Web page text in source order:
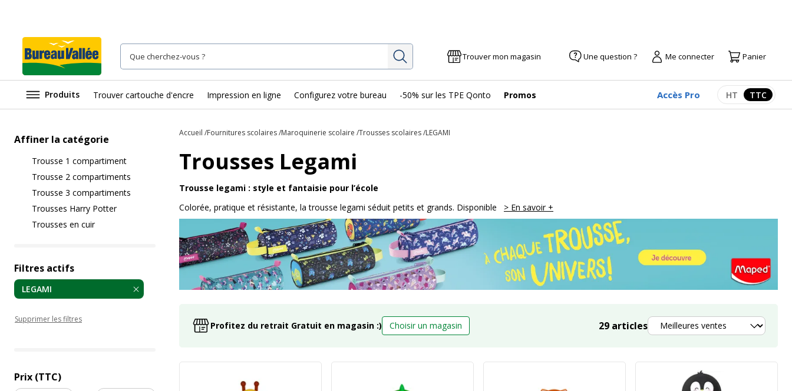
Rechercher Trouver mon magasin Une question ? Me connecter Panier
Produits Trouver cartouche d'encre Impression en ligne Configurez votre bureau -50% sur les TPE Qonto Promos Accès Pro Afficher les
HT TTC
Affiner la catégorie
Trousse 1 compartiment
Trousse 2 compartiments
Trousse 3 compartiments
Trousses Harry Potter
Trousses en cuir
Filtres actifs
LEGAMI
Supprimer les filtres
Prix (TTC)
Accueil Fournitures scolaires Maroquinerie scolaire Trousses scolaires LEGAMI
Trousses Legami
Trousse legami : style et fantaisie pour l’école
Colorée, pratique et résistante, la trousse legami séduit petits et grands. Disponible
> En savoir +
Profitez du retrait Gratuit en magasin :) Choisir un magasin 29 articlesTrier